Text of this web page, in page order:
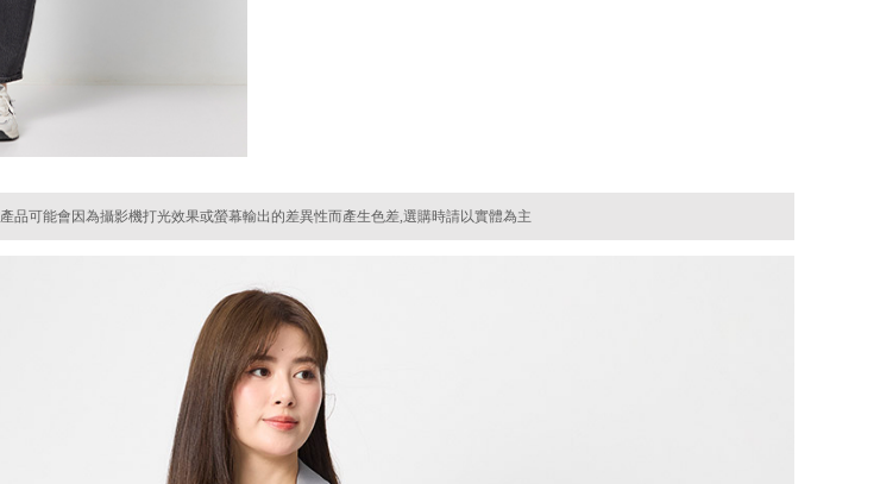
產品可能會因為攝影機打光效果或螢幕輸出的差異性而產生色差,選購時請以實體為主